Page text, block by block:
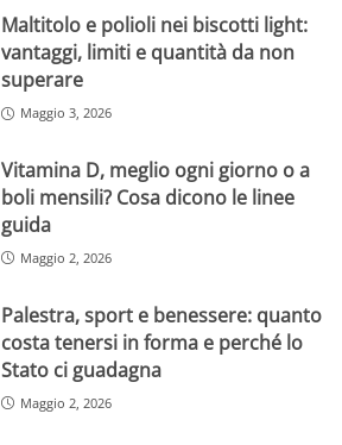
Maltitolo e polioli nei biscotti light:
vantaggi, limiti e quantità da non
superare
Maggio 3, 2026
Vitamina D, meglio ogni giorno o a
boli mensili? Cosa dicono le linee
guida
Maggio 2, 2026
Palestra, sport e benessere: quanto
costa tenersi in forma e perché lo
Stato ci guadagna
Maggio 2, 2026